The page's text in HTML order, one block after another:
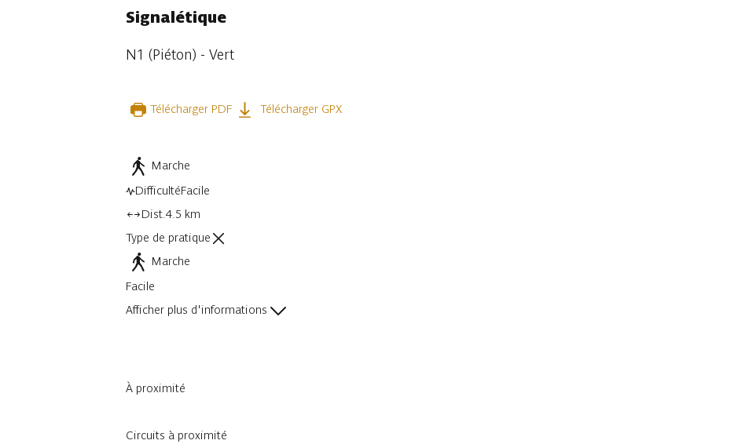
Signalétique
N1 (Piéton) - Vert
Télécharger PDF Télécharger GPX
Marche
DifficultéFacile
Dist.4.5 km
Type de pratique
Marche
Facile
Afficher plus d'informations
À proximité
Circuits à proximité